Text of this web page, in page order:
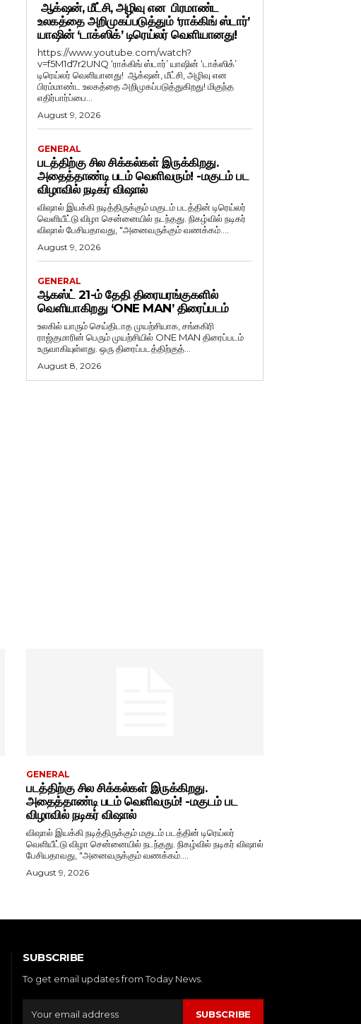
ஆக்‌ஷன், மீட்சி, அழிவு என பிரமாண்ட
உலகத்தை அறிமுகப்படுத்தும் ‘ராக்கிங் ஸ்டார்’
யாஷின் ‘டாக்ஸிக்’ டிரெய்லர் வெளியானது!
https://www.youtube.com/watch?
v=f5M1d7r2UNQ ‘ராக்கிங் ஸ்டார்’ யாஷின் ‘டாக்ஸிக்’
டிரெய்லர் வெளியானது! ஆக்‌ஷன், மீட்சி, அழிவு என
பிரம்மாண்ட உலகத்தை அறிமுகப்படுத்துகிறது! மிகுந்த
எதிர்பார்ப்பை...
August 9, 2026
GENERAL
படத்திற்கு சில சிக்கல்கள் இருக்கிறது.
அதைத்தாண்டி படம் வெளிவரும்! -மகுடம் பட
விழாவில் நடிகர் விஷால்
விஷால் இயக்கி நடித்திருக்கும் மகுடம் படத்தின் டிரெய்லர்
வெளியீட்டு விழா சென்னையில் நடந்தது. நிகழ்வில் நடிகர்
விஷால் பேசியதாவது, "அனைவருக்கும் வணக்கம்....
August 9, 2026
GENERAL
ஆகஸ்ட் 21-ம் தேதி திரையரங்குகளில்
வெளியாகிறது ‘ONE MAN’ திரைப்படம்
உலகில் யாரும் செய்திடாத முயற்சியாக, சங்ககிரி
ராஜ்குமாரின் பெரும் முயற்சியில் ONE MAN திரைப்படம்
உருவாகியுள்ளது. ஒரு திரைப்படத்திற்குத்...
August 8, 2026
GENERAL
படத்திற்கு சில சிக்கல்கள் இருக்கிறது.
அதைத்தாண்டி படம் வெளிவரும்! -மகுடம் பட
விழாவில் நடிகர் விஷால்
விஷால் இயக்கி நடித்திருக்கும் மகுடம் படத்தின் டிரெய்லர்
வெளியீட்டு விழா சென்னையில் நடந்தது. நிகழ்வில் நடிகர் விஷால்
பேசியதாவது, "அனைவருக்கும் வணக்கம்....
August 9, 2026
SUBSCRIBE
To get email updates from Today News.
SUBSCRIBE